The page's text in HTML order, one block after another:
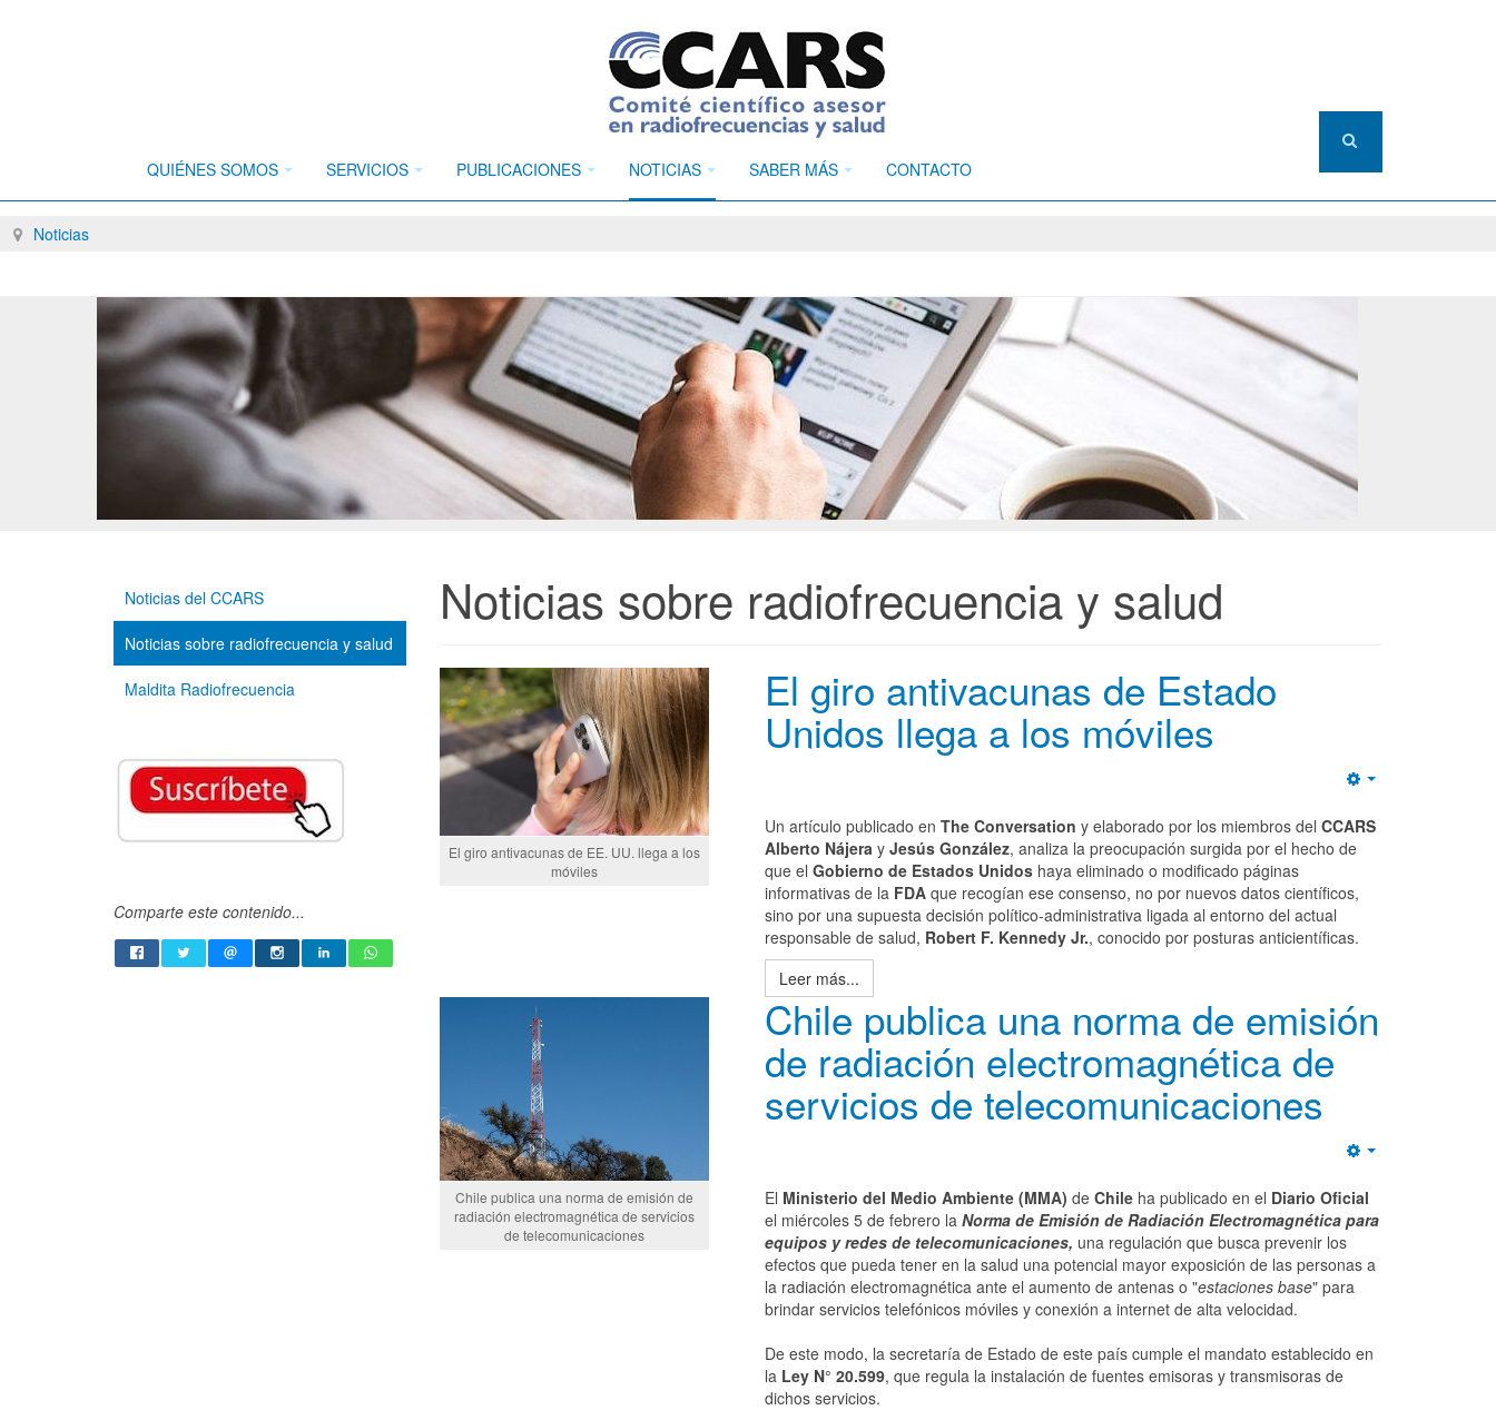
QUIÉNES SOMOS SERVICIOS PUBLICACIONES NOTICIAS SABER MÁS CONTACTO
Noticias
Noticias sobre radiofrecuencia y salud
El giro antivacunas de EE. UU. llega a los
móviles
El giro antivacunas de Estado
Unidos llega a los móviles
Un artículo publicado en The Conversation y elaborado por los miembros del CCARS
Alberto Nájeray Jesús González, analiza la preocupación surgida por el hecho de
que el Gobierno de Estados Unidoshaya eliminado o modificado páginas
informativas de la FDAque recogían ese consenso, no por nuevos datos científicos,
sino por una supuesta decisión político-administrativa ligada al entorno del actual
responsable de salud, Robert F. Kennedy Jr., conocido por posturas anticientíficas.
Leer más...
Chile publica una norma de emisión de
radiación electromagnética de servicios
de telecomunicaciones
Chile publica una norma de emisión
de radiación electromagnética de
servicios de telecomunicaciones
El Ministerio del Medio Ambiente (MMA) de Chileha publicado en el Diario Oficial
el miércoles 5 de febrero la Norma de Emisión de Radiación Electromagnética para
equipos y redes de telecomunicaciones, una regulación que busca prevenir los
efectos que pueda tener en la salud una potencial mayor exposición de las personas a
la radiación electromagnética ante el aumento de antenas o "estaciones base" para
brindar servicios telefónicos móviles y conexión a internet de alta velocidad.
De este modo, la secretaría de Estado de este país cumple el mandato establecido en
la Ley N° 20.599, que regula la instalación de fuentes emisoras y transmisoras de
dichos servicios.
Noticias del CCARS
Noticias sobre radiofrecuencia y salud
Maldita Radiofrecuencia
Comparte este contenido...